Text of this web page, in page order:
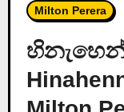
Milton Perera